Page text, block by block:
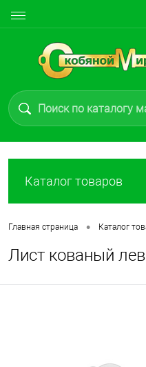
Каталог товаров
Главная страница • Каталог
Лист кованый